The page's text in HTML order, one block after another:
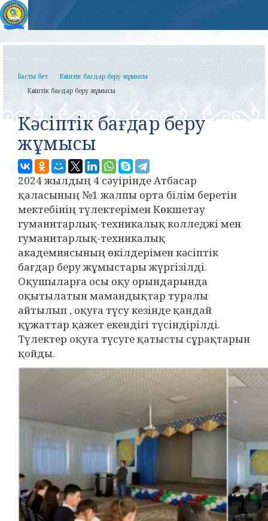
Басты бет
Кәсіптік бағдар беру жұмысы
Кәсіптік бағдар беру жұмысы
Кәсіптік бағдар беру
жұмысы
2024 жылдың 4 сәуірінде Атбасар
қаласының №1 жалпы орта білім беретін
мектебінің түлектерімен Көкшетау
гуманитарлық-техникалық колледжі мен
гуманитарлық-техникалық
академиясының өкілдерімен кәсіптік
бағдар беру жұмыстары жүргізілді.
Оқушыларға осы оқу орындарында
оқытылатын мамандықтар туралы
айтылып , оқуға түсу кезінде қандай
құжаттар қажет екендігі түсіндірілді.
Түлектер оқуға түсуге қатысты сұрақтарын
қойды.